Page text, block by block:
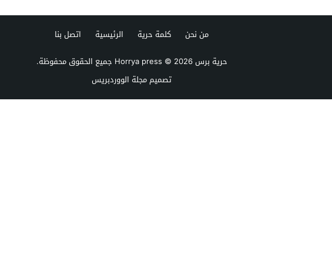
من نحن كلمة حرية الرئيسية
اتصل بنا
حرية برس Horrya press© 2026 جميع الحقوق محفوظة.
تصميممجلة الووردبريس